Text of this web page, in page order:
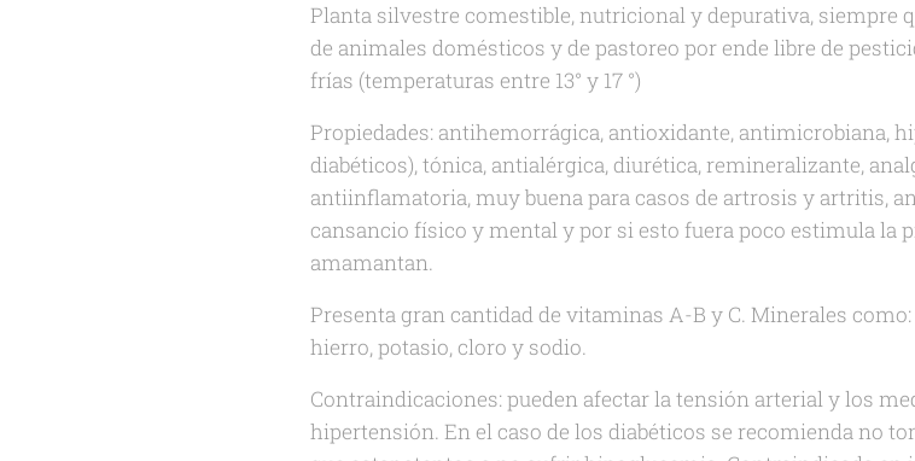
Planta silvestre comestible, nutricional y depurativa, siempre
de animales domésticos y de pastoreo por ende libre de
frías (temperaturas entre 13° y 17 °)
Propiedades: antihemorrágica, antioxidante, antimicrobiana,
diabéticos), tónica, antialérgica, diurética, remineralizante,
antiinflamatoria, muy buena para casos de artrosis y artritis,
cansancio físico y mental y por si esto fuera poco estimula la
amamantan.
Presenta gran cantidad de vitaminas A-B y C. Minerales
hierro, potasio, cloro y sodio.
Contraindicaciones: pueden afectar la tensión arterial y los
hipertensión. En el caso de los diabéticos se recomienda no